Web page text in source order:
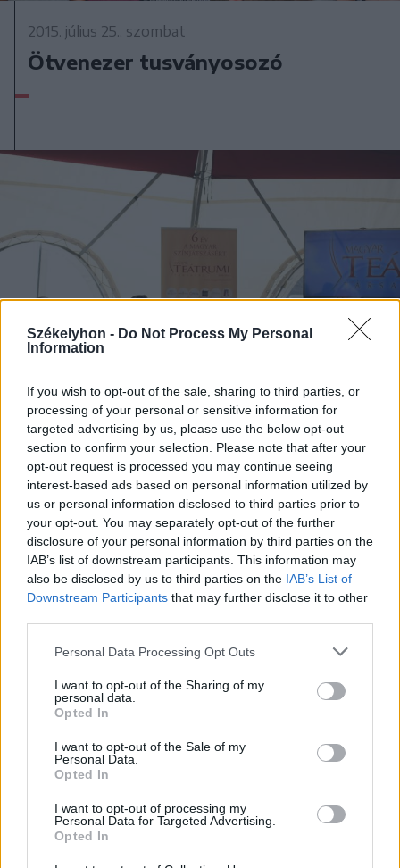
Székelyhon - Do Not Process My Personal
Information
If you wish to opt-out of the sale, sharing to third parties, or
processing of your personal or sensitive information for
targeted advertising by us, please use the below opt-out
section to confirm your selection. Please note that after your
opt-out request is processed you may continue seeing
interest-based ads based on personal information utilized by
us or personal information disclosed to third parties prior to
your opt-out. You may separately opt-out of the further
disclosure of your personal information by third parties on the
IAB’s list of downstream participants. This information may
also be disclosed by us to third parties on the IAB’s List of
Downstream Participants that may further disclose it to other
Personal Data Processing Opt Outs
I want to opt-out of the Sharing of my
personal data.
Opted In
I want to opt-out of the Sale of my
Personal Data.
Opted In
I want to opt-out of processing my
Personal Data for Targeted Advertising.
Opted In
2015. július 25., szombat
Ötvenezer tusványosozó
2015. július 25., szombat
Vidnyánszky: színházba járó nép
vagyunk